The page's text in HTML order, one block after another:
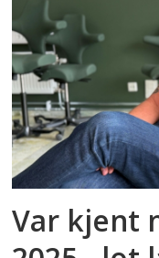
Var kjent